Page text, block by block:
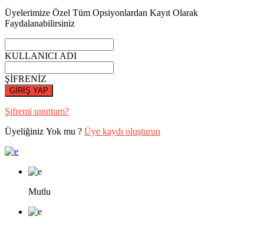
Üyelerimize Özel Tüm Opsiyonlardan Kayıt Olarak
Faydalanabilirsiniz
KULLANICI ADI
ŞİFRENİZ
GİRİŞ YAP
Şifremi unuttum?
Üyeliğiniz Yok mu ? Üye kaydı oluşturun
Mutlu